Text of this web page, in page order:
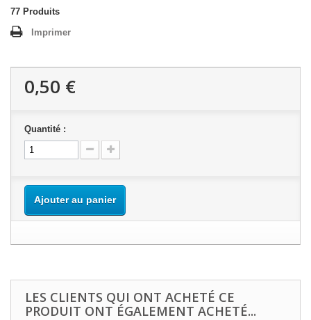
77 Produits
Imprimer
0,50 €
Quantité :
Ajouter au panier
LES CLIENTS QUI ONT ACHETÉ CE
PRODUIT ONT ÉGALEMENT ACHETÉ...